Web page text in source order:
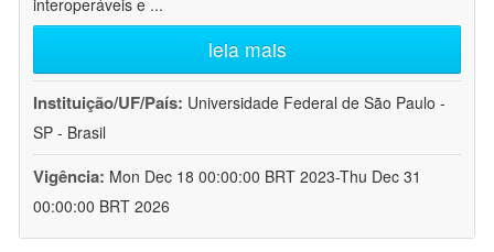
interoperáveis e ...
leia mais
Instituição/UF/País: Universidade Federal de São Paulo -
SP - Brasil
Vigência: Mon Dec 18 00:00:00 BRT 2023-Thu Dec 31
00:00:00 BRT 2026